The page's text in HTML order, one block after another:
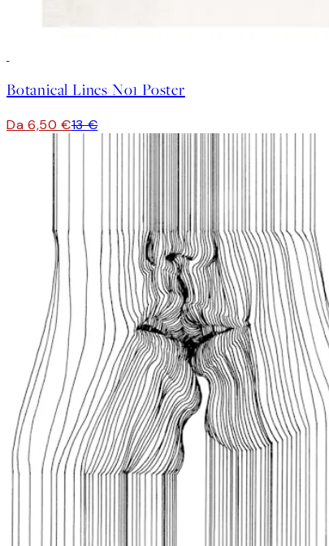
Botanical Lines No1 Poster
Da 6,50 €13 €